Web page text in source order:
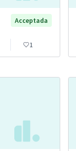
Acceptada
1